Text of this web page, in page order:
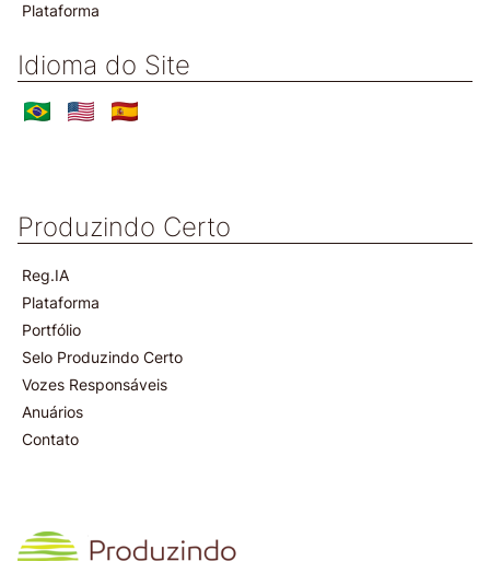
Plataforma
Idioma do Site
Produzindo Certo
Reg.IA
Plataforma
Portfólio
Selo Produzindo Certo
Vozes Responsáveis
Anuários
Contato